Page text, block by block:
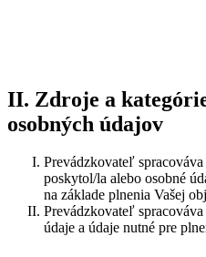
II. Zdroje a
osobných údajov
Prevádzkovateľ
poskytol/la alebo osobné
na základe plnenia Vašej
Prevádzkovateľ
údaje a údaje nutné pre